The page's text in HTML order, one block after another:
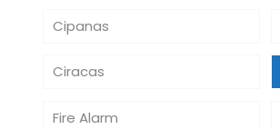
Cipanas
Ciracas
Fire Alarm